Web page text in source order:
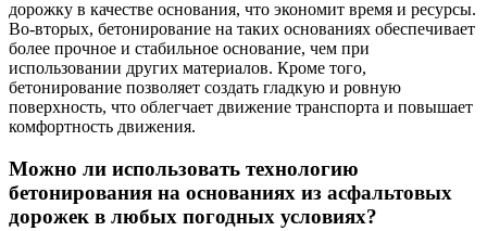
дорожку в качестве основания, что экономит время и ресурсы.
Во-вторых, бетонирование на таких основаниях обеспечивает
более прочное и стабильное основание, чем при
использовании других материалов. Кроме того,
бетонирование позволяет создать гладкую и ровную
поверхность, что облегчает движение транспорта и повышает
комфортность движения.
Можно ли использовать технологию
бетонирования на основаниях из асфальтовых
дорожек в любых погодных условиях?